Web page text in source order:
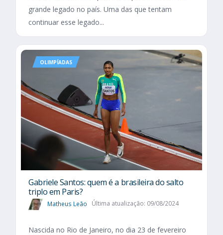
grande legado no país. Uma das que tentam
continuar esse legado...
OLIMPÍADAS
Gabriele Santos: quem é a brasileira do salto
triplo em Paris?
Matheus Leão Última atualização: 09/08/2024
Nascida no Rio de Janeiro, no dia 23 de fevereiro